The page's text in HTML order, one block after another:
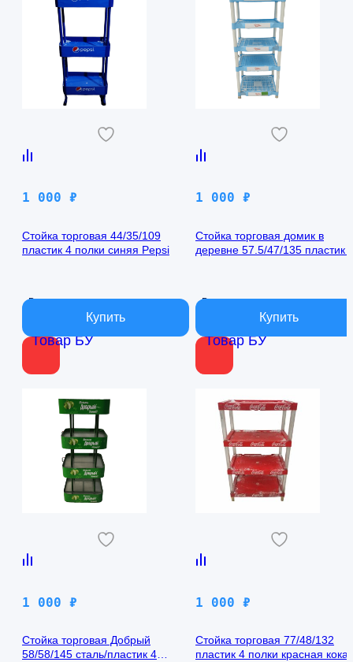
Товар БУ
1 000 ₽
Стойка торговая 44/35/109
пластик 4 полки синяя Pepsi
В наличии
Товар БУ
1 000 ₽
Стойка торговая домик в
деревне 57.5/47/135 пластик
В наличии
1 000 ₽
Стойка торговая Добрый
58/58/145 сталь/пластик 4
1 000 ₽
Стойка торговая 77/48/132
пластик 4 полки красная кока-